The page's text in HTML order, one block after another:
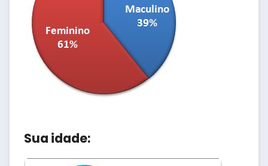
Sua idade: